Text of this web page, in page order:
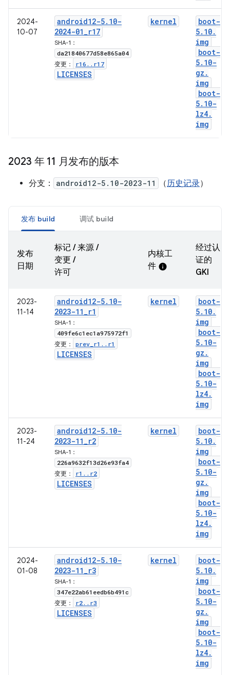
2024-
10-07
android12-5. 10-
2024-01_r17
SHA-1：
da21840677d58e865a04
变更： r16 . . r17
LICENSES
kernel
boot-
5. 10.
img
boot-
5. 10-
gz .
img
boot-
5. 10-
lz4.
img
2023 年 11 月发布的版本
分支： android12-5.10-2023-11 （历史记录）
发布 build 调试 build
发布
日期
标记 / 来源 /
变更 /
许可
内核工
件 info
经过认
证的
GKI
2023-
11-14
android12-5. 10-
2023-11_r1
SHA-1：
409fe6c1ec1a975972f1
变更： prev r1 . . r1
LICENSES
kernel
boot-
5. 10.
img
boot-
5. 10-
gz .
img
boot-
5. 10-
lz4.
img
2023-
11-24
android12-5. 10-
2023-11_r2
SHA-1：
226a9632f13d26e93fa4
变更： r1 . . r2
LICENSES
kernel
boot-
5. 10.
img
boot-
5. 10-
gz .
img
boot-
5. 10-
lz4.
img
2024-
01-08
android12-5. 10-
2023-11_r3
SHA-1：
347e22ab61eedb6b491c
变更： r2. . r3
LICENSES
kernel
boot-
5. 10.
img
boot-
5. 10-
gz .
img
boot-
5. 10-
lz4.
img